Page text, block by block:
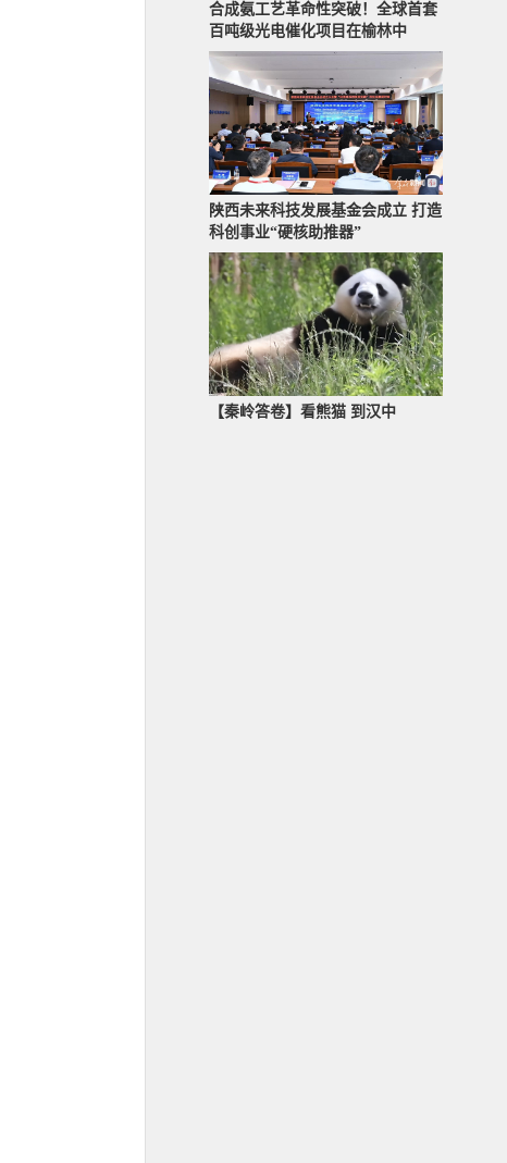
合成氨工艺革命性突破！全球首套
百吨级光电催化项目在榆林中
陕西未来科技发展基金会成立 打造
科创事业“硬核助推器”
【秦岭答卷】看熊猫 到汉中